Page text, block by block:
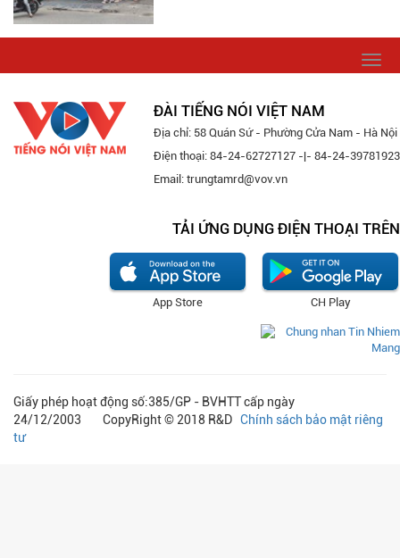
ĐÀI TIẾNG NÓI VIỆT NAM
Địa chỉ: 58 Quán Sứ - Phường Cửa Nam - Hà Nội
Điện thoại: 84-24-62727127 -|- 84-24-39781923
Email: trungtamrd@vov.vn
TẢI ỨNG DỤNG ĐIỆN THOẠI TRÊN
CH Play
App Store
Giấy phép hoạt động số:385/GP - BVHTT cấp ngày
24/12/2003 CopyRight © 2018 R&D Chính sách bảo mật riêng
tư